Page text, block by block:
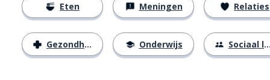
Eten
Gezondheid
Meningen
Onderwijs
Relaties
Sociaal leven